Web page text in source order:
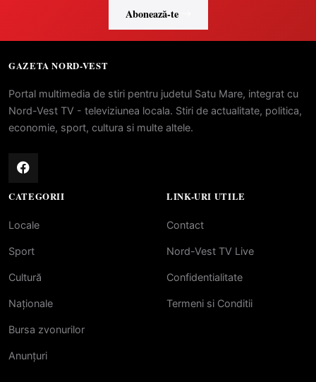
Abonează-te
GAZETA NORD-VEST
Portal multimedia de stiri pentru judetul Satu Mare, integrat cu
Nord-Vest TV - televiziunea locala. Stiri de actualitate, politica,
economie, sport, cultura si multe altele.
CATEGORII
Locale
Sport
Cultură
Naționale
Bursa zvonurilor
Anunțuri
LINK-URI UTILE
Contact
Nord-Vest TV Live
Confidentialitate
Termeni si Conditii